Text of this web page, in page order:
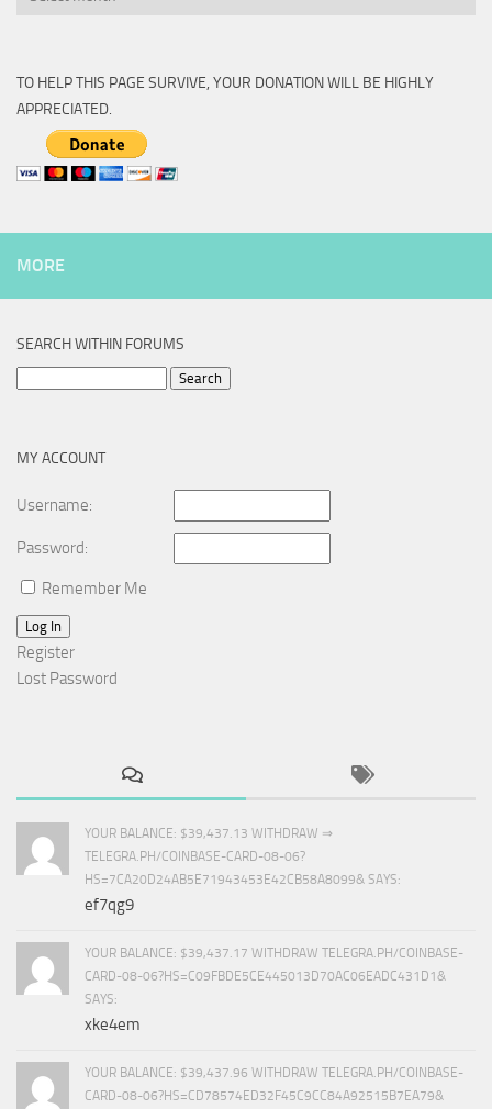
TO HELP THIS PAGE SURVIVE, YOUR DONATION WILL BE HIGHLY
APPRECIATED.
MORE
SEARCH WITHIN FORUMS
MY ACCOUNT
Username:
Password:
Remember Me
Log In
Register
Lost Password
YOUR BALANCE: $39,437.13 WITHDRAW ⇒
TELEGRA.PH/COINBASE-CARD-08-06?
HS=7CA20D24AB5E71943453E42CB58A8099& SAYS:
ef7qg9
YOUR BALANCE: $39,437.17 WITHDRAW TELEGRA.PH/COINBASE-
CARD-08-06?HS=C09FBDE5CE445013D70AC06EADC431D1&
SAYS:
xke4em
YOUR BALANCE: $39,437.96 WITHDRAW TELEGRA.PH/COINBASE-
CARD-08-06?HS=CD78574ED32F45C9CC84A92515B7EA79&